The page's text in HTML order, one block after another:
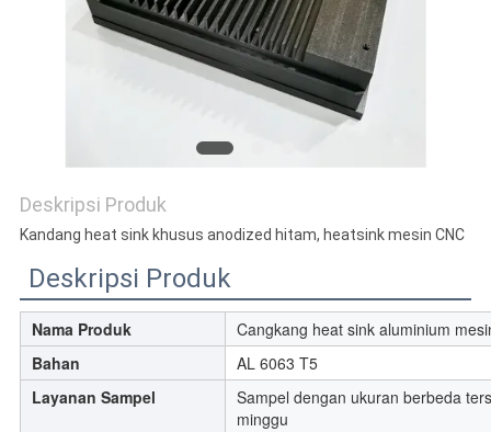
Deskripsi Produk
Kandang heat sink khusus anodized hitam, heatsink mesin CNC
Deskripsi Produk
Nama Produk
Cangkang heat sink aluminium
Bahan
AL 6063 T5
Layanan Sampel
Sampel dengan ukuran berbeda
minggu